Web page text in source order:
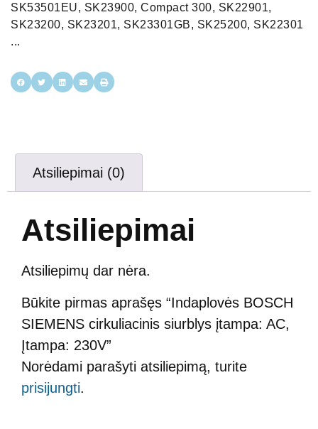
SK53501EU, SK23900, Compact 300, SK22901,
SK23200, SK23201, SK23301GB, SK25200, SK22301
...
Atsiliepimai (0)
Atsiliepimai
Atsiliepimų dar nėra.
Būkite pirmas aprašęs “Indaplovės BOSCH
SIEMENS cirkuliacinis siurblys įtampa: AC,
Įtampa: 230V”
Norėdami parašyti atsiliepimą, turite
prisijungti.